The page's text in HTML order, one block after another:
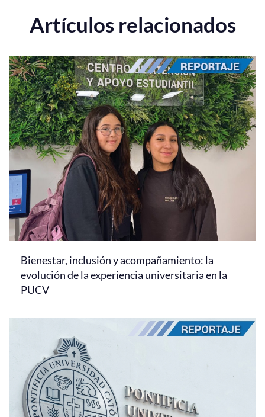
Artículos relacionados
Bienestar, inclusión y acompañamiento: la
evolución de la experiencia universitaria en la
PUCV